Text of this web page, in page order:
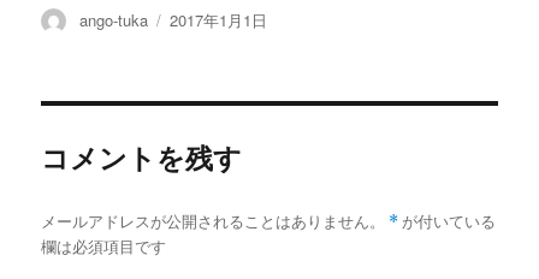
投
ango-tuka
投
2017年1月1日
コメントを残す
メールアドレスが公開されることはありません。 * が付いている
欄は必須項目です